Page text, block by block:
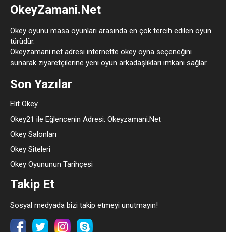
OkeyZamani.Net
Okey oyunu masa oyunları arasında en çok tercih edilen oyun
türüdür.
Okeyzamani.net adresi internette okey oyna seçeneğini
sunarak ziyaretçilerine yeni oyun arkadaşlıkları imkanı sağlar.
Son Yazılar
Elit Okey
Okey21 ile Eğlencenin Adresi: Okeyzamani.Net
Okey Salonları
Okey Siteleri
Okey Oyununun Tarihçesi
Takip Et
Sosyal medyada bizi takip etmeyi unutmayın!